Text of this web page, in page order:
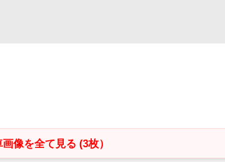
像を全て見る (3枚）